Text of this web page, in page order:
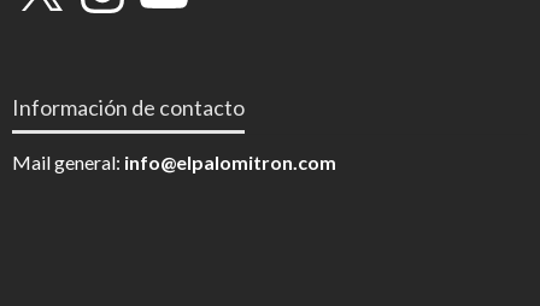
Información de contacto
Mail general: info@elpalomitron.com